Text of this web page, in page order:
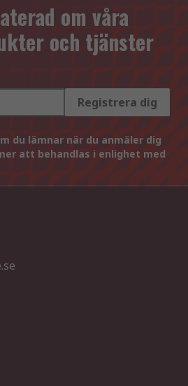
om våra
och tjänster
Registrera dig
du lämnar när du anmäler dig
att behandlas i enlighet med